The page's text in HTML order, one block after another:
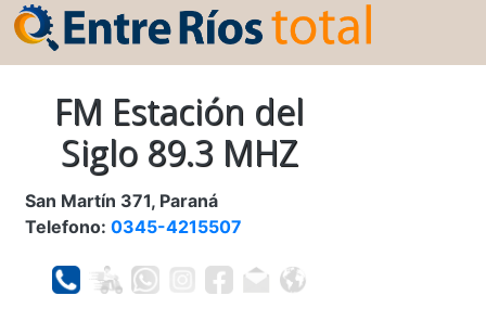
FM Estación del
Siglo 89.3 MHZ
San Martín 371, Paraná
Telefono: 0345-4215507